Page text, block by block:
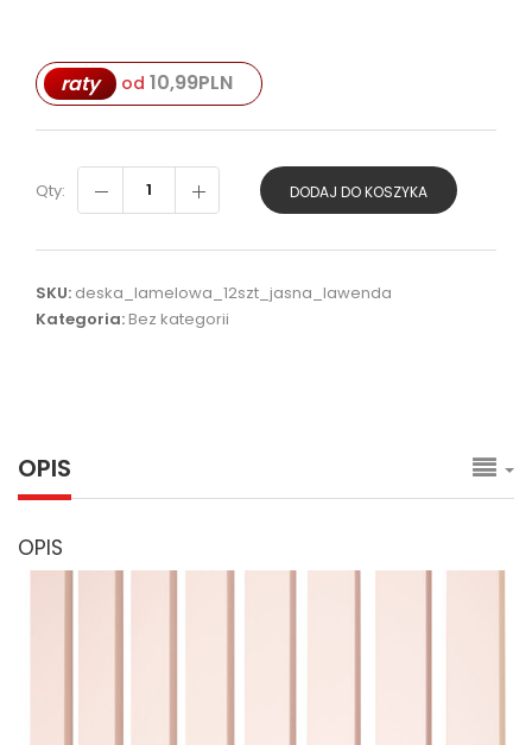
raty od 10,99PLN
Qty: DODAJ DO KOSZYKA
SKU: deska_lamelowa_12szt_jasna_lawenda
Kategoria: Bez kategorii
OPIS
OPIS